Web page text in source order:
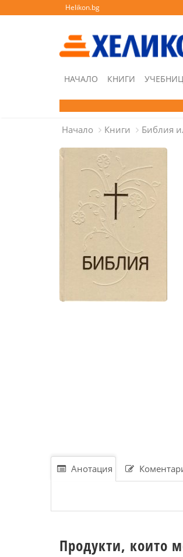
Helikon.bg
НАЧАЛО КНИГИ
Начало Книги Библия
Анотация
Продукти, които